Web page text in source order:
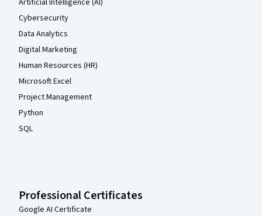
Cybersecurity
Data Analytics
Digital Marketing
Human Resources (HR)
Microsoft Excel
Project Management
Python
SQL
Professional Certificates
Google AI Certificate